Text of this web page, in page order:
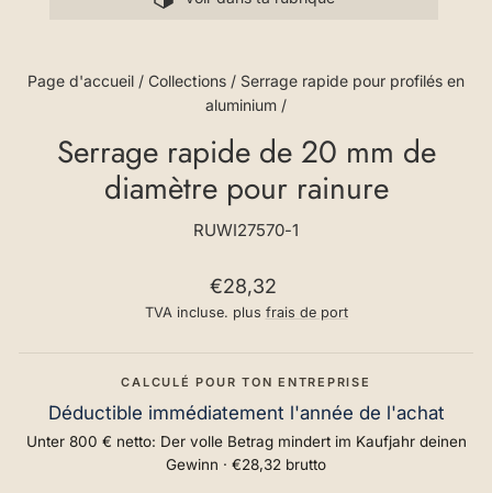
Page d'accueil / Collections / Serrage rapide pour profilés en
aluminium /
Serrage rapide de 20 mm de
diamètre pour rainure
RUWI27570-1
Prix
normal
€28,32
TVA incluse. plus frais de port
CALCULÉ POUR TON ENTREPRISE
Déductible immédiatement l'année de l'achat
Unter 800 € netto: Der volle Betrag mindert im Kaufjahr deinen
Gewinn · €28,32 brutto